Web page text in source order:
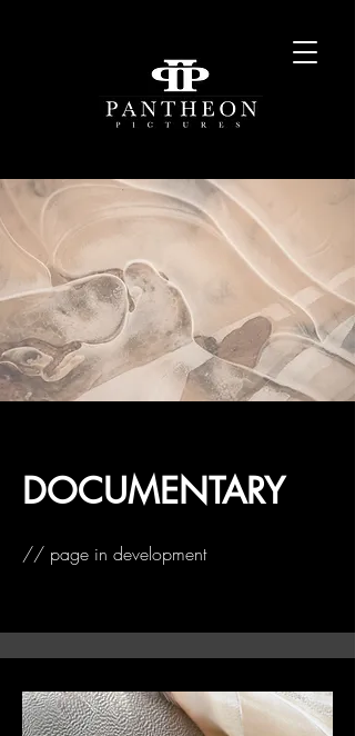
DOCUMENTARY
// page in development